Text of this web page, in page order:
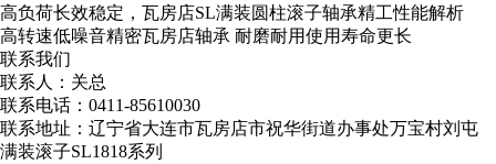
高负荷长效稳定，瓦房店SL满装圆柱滚子轴承精工性能解析
高转速低噪音精密瓦房店轴承​ 耐磨耐用使用寿命更长
联系我们
联系人：关总
联系电话：0411-85610030
联系地址：辽宁省大连市瓦房店市祝华街道办事处万宝村刘屯
满装滚子SL1818系列